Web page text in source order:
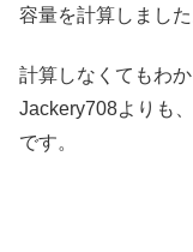
容量を計算しまし
計算しなくてもわ
Jackery708よりも
です。